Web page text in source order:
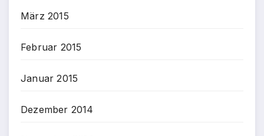
März 2015
Februar 2015
Januar 2015
Dezember 2014